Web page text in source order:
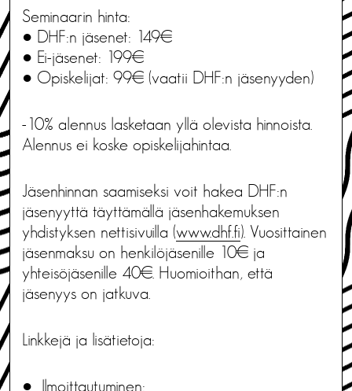
Seminaarin hinta:
● DHF:n jäsenet: 149€
● Ei-jäsenet: 199€
● Opiskelijat: 99€ (vaatii DHF:n jäsenyyden)
-10% alennus lasketaan yllä olevista hinnoista.
Alennus ei koske opiskelijahintaa.
Jäsenhinnan saamiseksi voit hakea DHF:n
jäsenyyttä täyttämällä jäsenhakemuksen
yhdistyksen nettisivuilla (www.dhf.fi). Vuosittainen
jäsenmaksu on henkilöjäsenille 10€ ja
yhteisöjäsenille 40€. Huomioithan, että
jäsenyys on jatkuva.
Linkkejä ja lisätietoja:
● Ilmoittautuminen: